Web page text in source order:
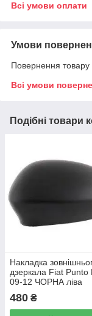
Всі умови оплати
Умови
Повернення товару
Всі умови
Подібні товари
Накладка
дзеркала Fiat Punto
09-12 ЧОРНА ліва
480 ₴